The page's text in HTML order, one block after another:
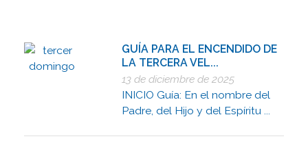
GUÍA PARA EL ENCENDIDO DE
LA TERCERA VEL...
13 de diciembre de 2025
INICIO Guía: En el nombre del
Padre, del Hijo y del Espíritu ...